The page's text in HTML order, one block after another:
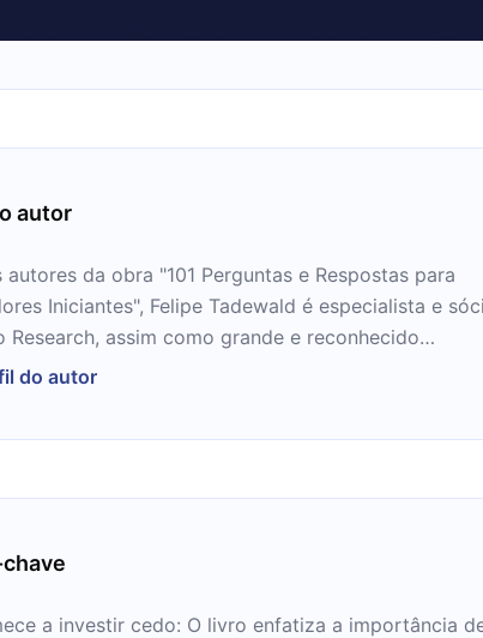
autor
autores da obra "101 Perguntas e Respostas para
Iniciantes", Felipe Tadewald é especialista e
Research, assim como grande e reconhecido
do autor
a investir cedo: O livro enfatiza a importância